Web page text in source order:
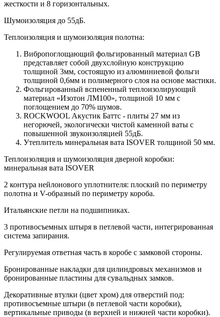
жесткости и 8 горизонтальных.
Шумоизоляция до 55дБ.
Теплоизоляция и шумоизоляция полотна:
Вибропоглощающий фольгированный материал GB
представляет собой двухслойную конструкцию
толщиной 3мм, состоящую из алюминиевой фольги
толщиной 0,6мм и полимерного слоя на основе мастики.
Фольгированный вспененный теплоизолирующий
материал «Изотон ЛМ100», толщиной 10 мм с
поглощением до 70% шумов.
ROCKWOOL Акустик Баттс - плиты 27 мм из
негорючей, экологически чистой каменной ваты с
повышенной звукоизоляцией 55дБ.
Утеплитель минеральная вата ISOVER толщиной 50 мм.
Теплоизоляция и шумоизоляция дверной коробки:
минеральная вата ISOVER
2 контура нейлонового уплотнителя: плоский по периметру
полотна и V-образный по периметру короба.
Итальянские петли на подшипниках.
3 противосъемных штыря в петлевой части, интегрированная
система запирания.
Регулируемая ответная часть в коробе с замковой стороны.
Бронированные накладки для цилиндровых механизмов и
бронированные пластины для сувальдных замков.
Декоративные втулки (цвет хром) для отверстий под:
противосъемные штыри (в петлевой части коробки),
вертикальные приводы (в верхней и нижней части коробки).